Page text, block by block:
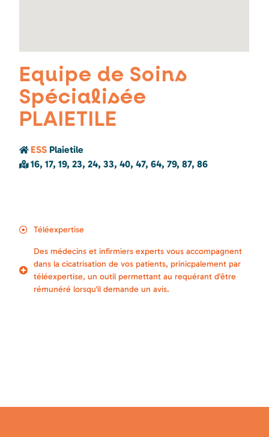
Equipe de Soins
Spécialisée
PLAIETILE
ESS Plaietile
16, 17, 19, 23, 24, 33, 40, 47, 64, 79, 87, 86
Téléexpertise
Des médecins et infirmiers experts vous accompagnent
dans la cicatrisation de vos patients, prinicpalement par
téléexpertise, un outil permettant au requérant d'être
rémunéré lorsqu'il demande un avis.